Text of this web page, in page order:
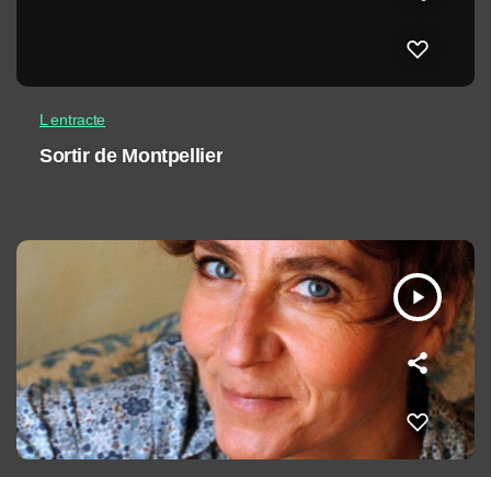
L entracte
Sortir de Montpellier
play_arrow